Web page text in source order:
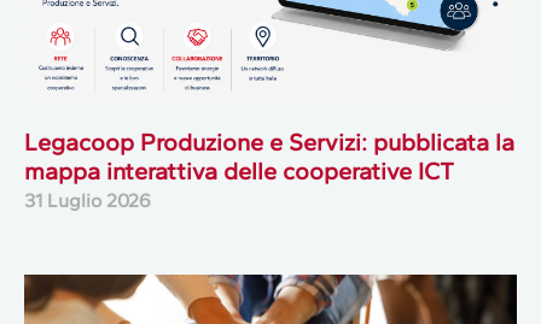
Legacoop Produzione e Servizi: pubblicata la
mappa interattiva delle cooperative ICT
31 Luglio 2026